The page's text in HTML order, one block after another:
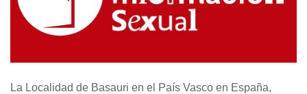
La Localidad de Basauri en el País Vasco en España,